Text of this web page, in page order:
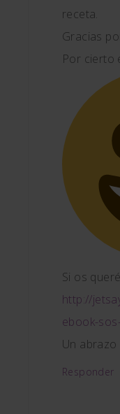
receta.
Gracias
Por cierto
Si os
http://
ebook-
Un abrazo
Responder